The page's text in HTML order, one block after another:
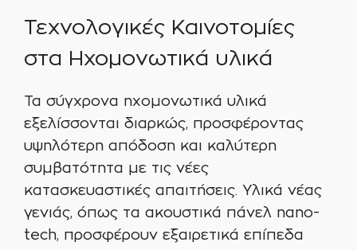
Τεχνολογικές Καινοτομίες
στα Ηχομονωτικά υλικά
Τα σύγχρονα ηχομονωτικά υλικά
εξελίσσονται διαρκώς, προσφέροντας
υψηλότερη απόδοση και καλύτερη
συμβατότητα με τις νέες
κατασκευαστικές απαιτήσεις. Υλικά νέας
γενιάς, όπως τα ακουστικά πάνελ nano-
tech, προσφέρουν εξαιρετικά επίπεδα